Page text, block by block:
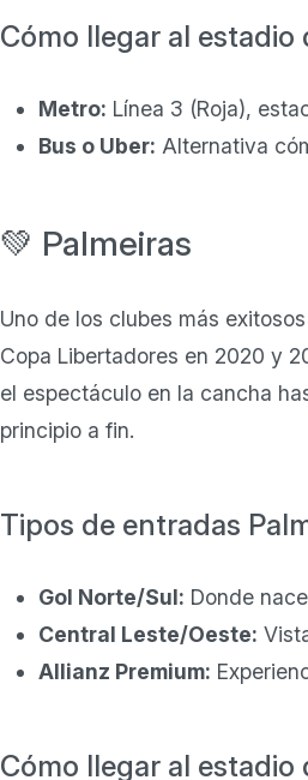
Cómo llegar al estadio
Metro: Línea 3 (Roja),
Bus o Uber: Alternativa
💚 Palmeiras
Uno de los clubes más
Copa Libertadores en 2020 y
el espectáculo en la cancha
principio a fin.
Tipos de entradas
Gol Norte/Sul: Donde
Central Leste/Oeste:
Allianz Premium:
Cómo llegar al estadio